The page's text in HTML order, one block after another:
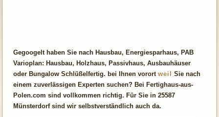
Gegoogelt haben Sie nach Hausbau, Energiesparhaus, PAB
Varioplan: Hausbau, Holzhaus, Passivhaus, Ausbauhäuser
oder Bungalow Schlüßelfertig. bei Ihnen vorortweil
Sie nach
einem zuverlässigen Experten suchen? Bei Fertighaus-aus-
Polen.com sind vollkommen richtig. Für Sie in 25587
Münsterdorf sind wir selbstverständlich auch da.